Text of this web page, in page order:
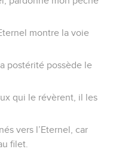
montre la voie
postérité possède le
qui le révèrent, il les
vers l’Eternel, car
filet.